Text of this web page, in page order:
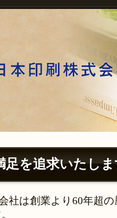
足を追求いたし
社は創業より60年超